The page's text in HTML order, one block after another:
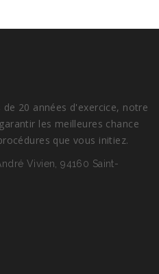
20 années d'exercice, notre
les meilleures chance
que vous initiez.
Vivien, 94160 Saint-